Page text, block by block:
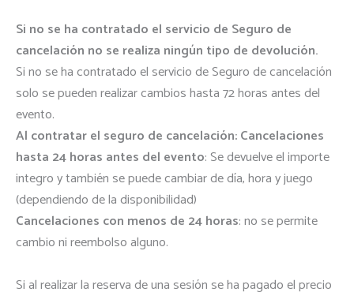
Si no se ha contratado el servicio de Seguro de
cancelación no se realiza ningún tipo de devolución.
Si no se ha contratado el servicio de Seguro de cancelación
solo se pueden realizar cambios hasta 72 horas antes del
evento.
Al contratar el seguro de cancelación: Cancelaciones
hasta 24 horas antes del evento: Se devuelve el importe
integro y también se puede cambiar de día, hora y juego
(dependiendo de la disponibilidad)
Cancelaciones con menos de 24 horas: no se permite
cambio ni reembolso alguno.
Si al realizar la reserva de una sesión se ha pagado el precio